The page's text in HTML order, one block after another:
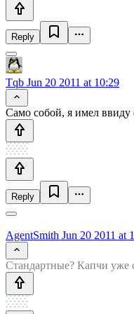
Reply
Tqb Jun 20 2011 at 10:29
Само собой, я имел ввиду
Reply
AgentSmith Jun 20 2011 at
Стандартные? Капчи уже